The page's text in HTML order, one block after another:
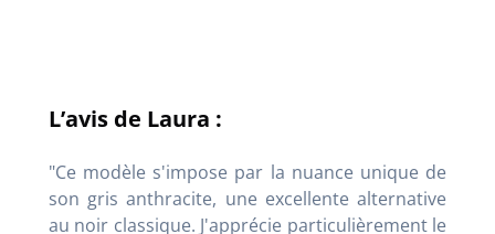
L’avis de Laura :
"Ce modèle s'impose par la nuance unique de
son gris anthracite, une excellente alternative
au noir classique. J'apprécie particulièrement le